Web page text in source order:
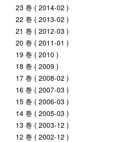
23 巻 ( 2014-02 )
22 巻 ( 2013-02 )
21 巻 ( 2012-03 )
20 巻 ( 2011-01 )
19 巻 ( 2010 )
18 巻 ( 2009 )
17 巻 ( 2008-02 )
16 巻 ( 2007-03 )
15 巻 ( 2006-03 )
14 巻 ( 2005-03 )
13 巻 ( 2003-12 )
12 巻 ( 2002-12 )